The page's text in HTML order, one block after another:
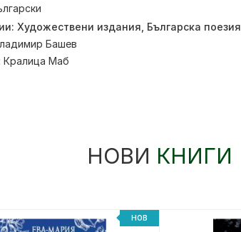
Художествени издания Българска поезия
Башев
Кралица Маб
НОВИ КНИГИ
НОВ